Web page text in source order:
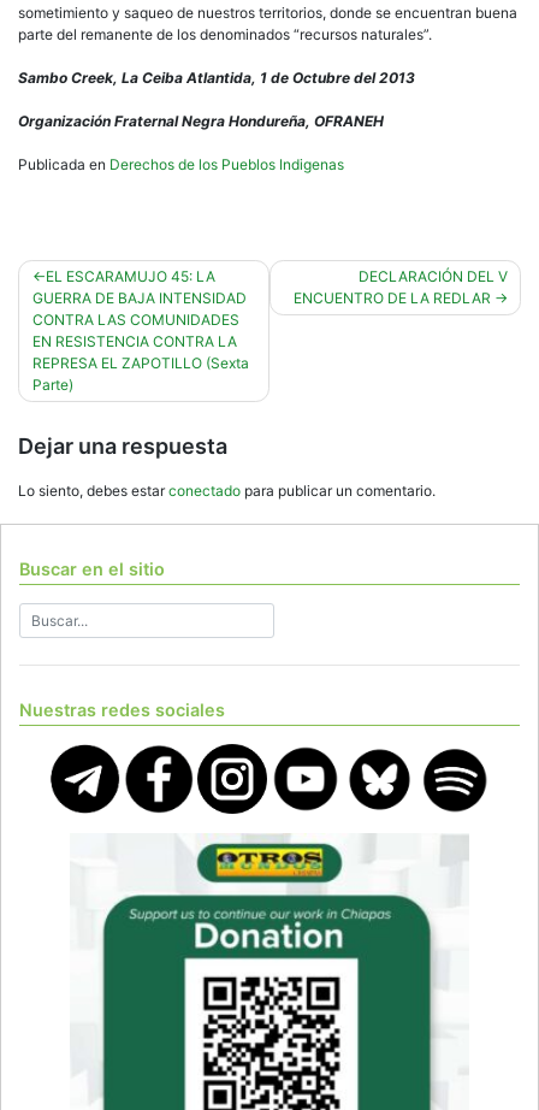
sometimiento y saqueo de nuestros territorios, donde se encuentran buena
parte del remanente de los denominados “recursos naturales”.
Sambo Creek, La Ceiba Atlantida, 1 de Octubre del 2013
Organización Fraternal Negra Hondureña, OFRANEH
Publicada en Derechos de los Pueblos Indigenas
Navegación
de
entradas
EL ESCARAMUJO 45: LA
GUERRA DE BAJA INTENSIDAD
CONTRA LAS COMUNIDADES
EN RESISTENCIA CONTRA LA
REPRESA EL ZAPOTILLO (Sexta
Parte)
DECLARACIÓN DEL V
ENCUENTRO DE LA REDLAR
Dejar una respuesta
Lo siento, debes estarconectado para publicar un comentario.
Buscar en el sitio
Nuestras redes sociales